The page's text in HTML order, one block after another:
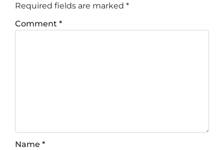
Required fields are marked *
Comment *
Name *